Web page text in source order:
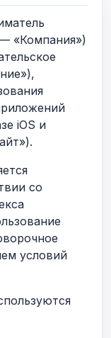
«Компания»)
iOS и
со
условий